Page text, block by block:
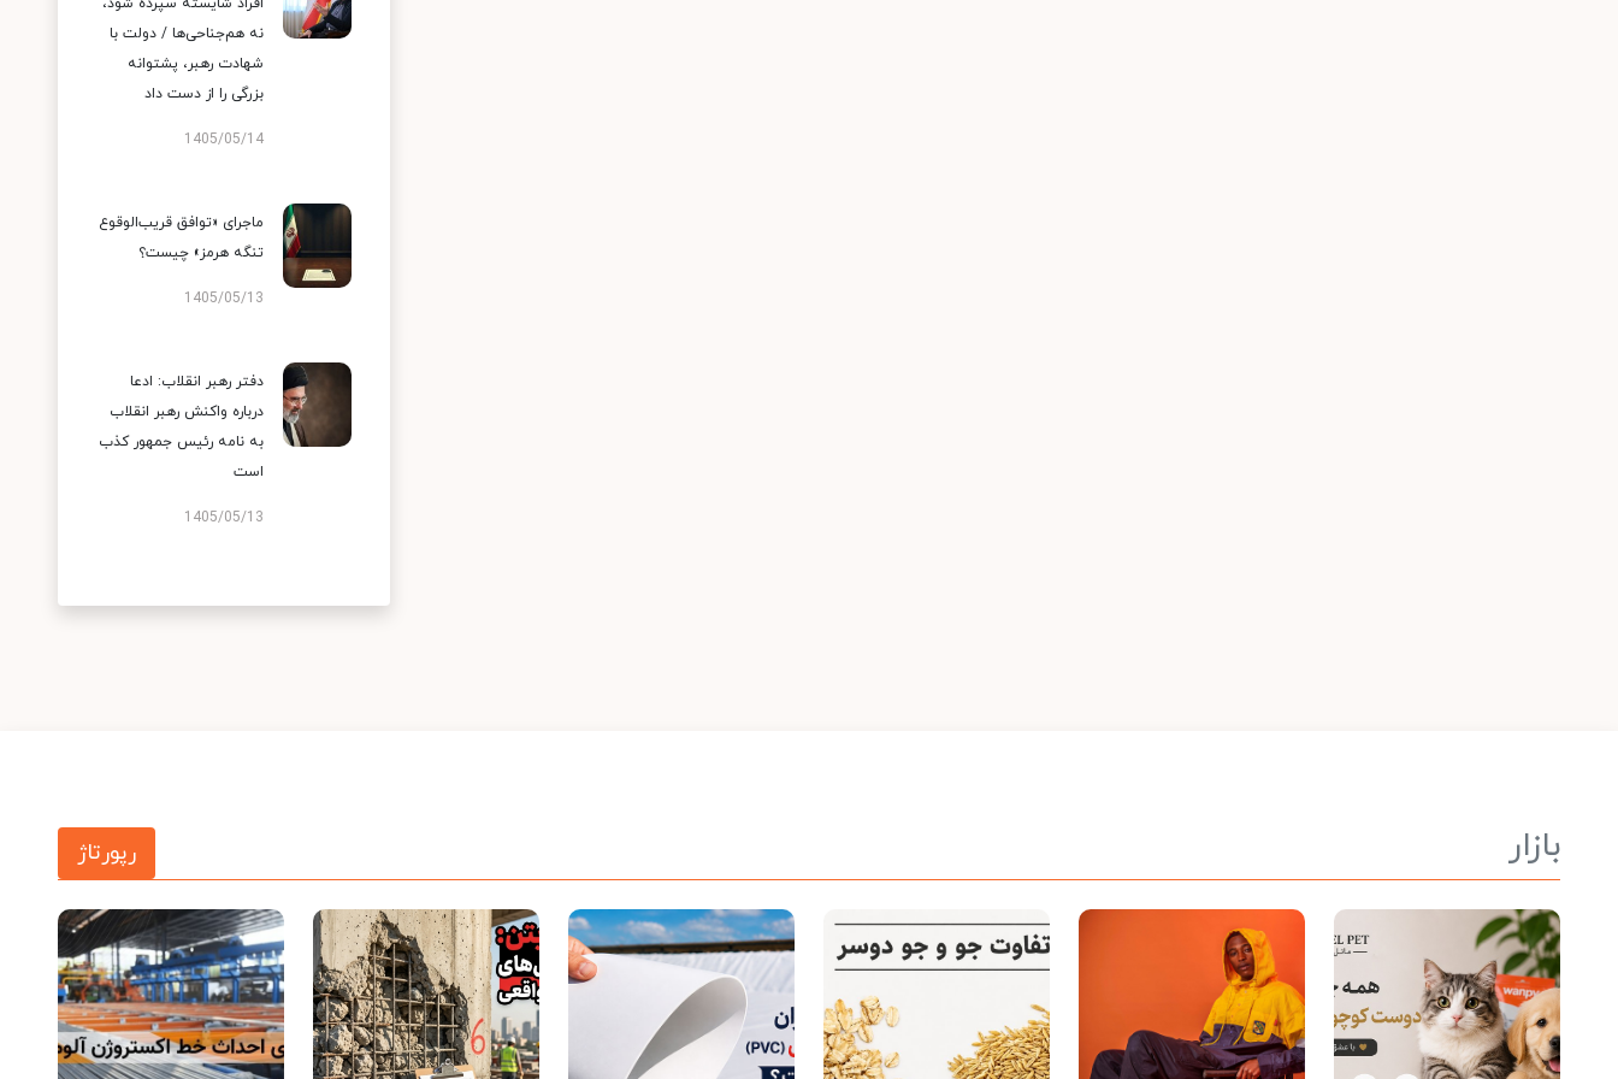
نه هم‌جناحی‌ها / دولت با
شهادت رهبر، پشتوانه
بزرگی را از دست داد
1405/05/14
ماجرای «توافق قریب‌الوقوع
تنگه هرمز» چیست؟
1405/05/13
دفتر رهبر انقلاب: ادعا
درباره واکنش رهبر انقلاب
به نامه رئیس جمهور کذب
است
1405/05/13
بازار رپورتاژ